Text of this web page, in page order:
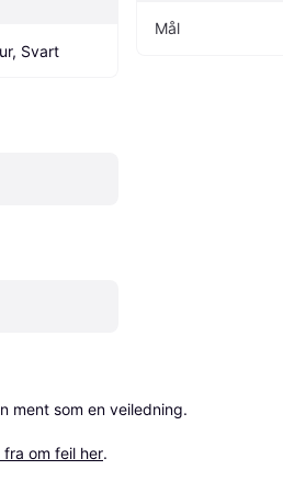
Svart
Mål
ment som en veiledning.
fra om feil her.